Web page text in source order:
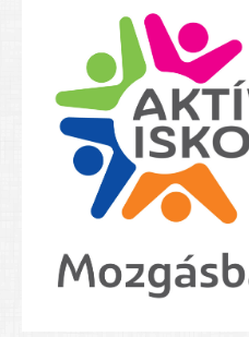
Tartós tankönyvek
Nyolcadikosainknak
Kréta szülői segédlet
Felsős taneszközlista
BEISKOLÁZÁS 2026